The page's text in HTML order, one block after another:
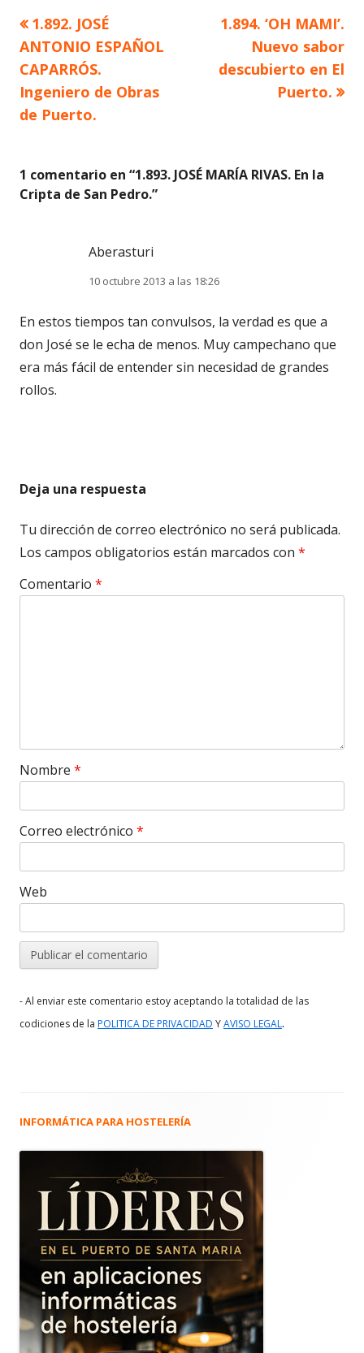
Navegación
de
entradas
Artículo
anterior
1.892. JOSÉ
ANTONIO ESPAÑOL
CAPARRÓS.
Ingeniero de Obras
de Puerto.
Artículo
siguiente
1.894. ‘OH MAMI’.
Nuevo sabor
descubierto en El
Puerto.
1 comentario en “1.893. JOSÉ MARÍA RIVAS. En la
Cripta de San Pedro.”
Aberasturi
10 octubre 2013 a las 18:26
En estos tiempos tan convulsos, la verdad es que a
don José se le echa de menos. Muy campechano que
era más fácil de entender sin necesidad de grandes
rollos.
Deja una respuesta
Tu dirección de correo electrónico no será publicada.
Los campos obligatorios están marcados con *
Comentario *
Nombre *
Correo electrónico *
Web
- Al enviar este comentario estoy aceptando la totalidad de las
codiciones de la POLITICA DE PRIVACIDAD YAVISO LEGAL.
Barra
principal
INFORMÁTICA PARA HOSTELERÍA